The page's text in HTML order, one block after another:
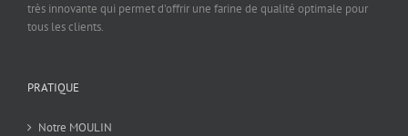
très innovante qui permet d'offrir une farine de qualité optimale pour
tous les clients.
PRATIQUE
Notre MOULIN